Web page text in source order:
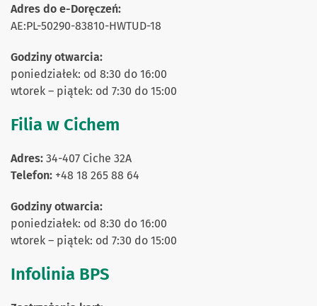
Adres do e-Doręczeń:
AE:PL-50290-83810-HWTUD-18
Godziny otwarcia:
poniedziałek: od 8:30 do 16:00
wtorek – piątek: od 7:30 do 15:00
Filia w Cichem
Adres: 34-407 Ciche 32A
Telefon: +48 18 265 88 64
Godziny otwarcia:
poniedziałek: od 8:30 do 16:00
wtorek – piątek: od 7:30 do 15:00
Infolinia BPS